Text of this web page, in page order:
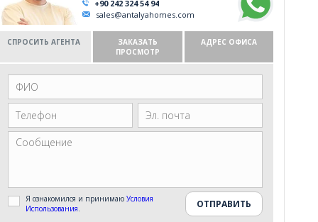
+90 242 324 54 94
sales@antalyahomes.com
СПРОСИТЬ АГЕНТА
ЗАКАЗАТЬ
ПРОСМОТР
АДРЕС ОФИСА
Я ознакомился и принимаю Условия
Использования.